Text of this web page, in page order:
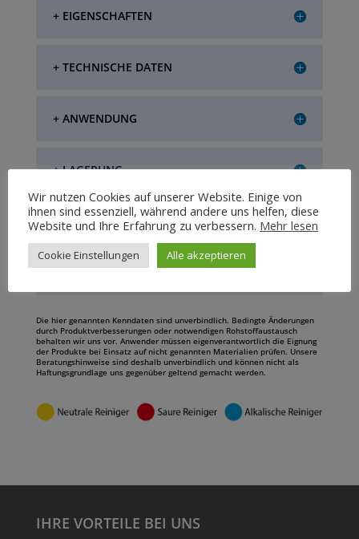
+ EIGENSCHAFTEN
+ TECHNISCHE DATEN
+ ANWENDUNG
+ LAGERUNG
+ VERPACKUNGSEINHEIT
+ SPEZIELLE HINWEISE
Die hier genannten Kenndaten sind unverbindlich. Bedingte Änderungen
durch Produktverbesserungen oder notwendigen Rohstoffaustausch
behalten wir uns vor. Anwender müssen eigenverantwortlich die Eignung
der Produkte bei Einsatz auf nicht genannten Materialien prüfen. Unsere
Beratungshinweise sind deshalb unverbindlich und können nicht als
Haftungsgrundlage uns gegenüber geltend gemacht werden.
IHRE VORTEILE BEI UNS
Wir nutzen Cookies auf unserer Website. Einige von
ihnen sind essenziell, während andere uns helfen, diese
Website und Ihre Erfahrung zu verbessern. Mehr lesen
Cookie Einstellungen Alle akzeptieren